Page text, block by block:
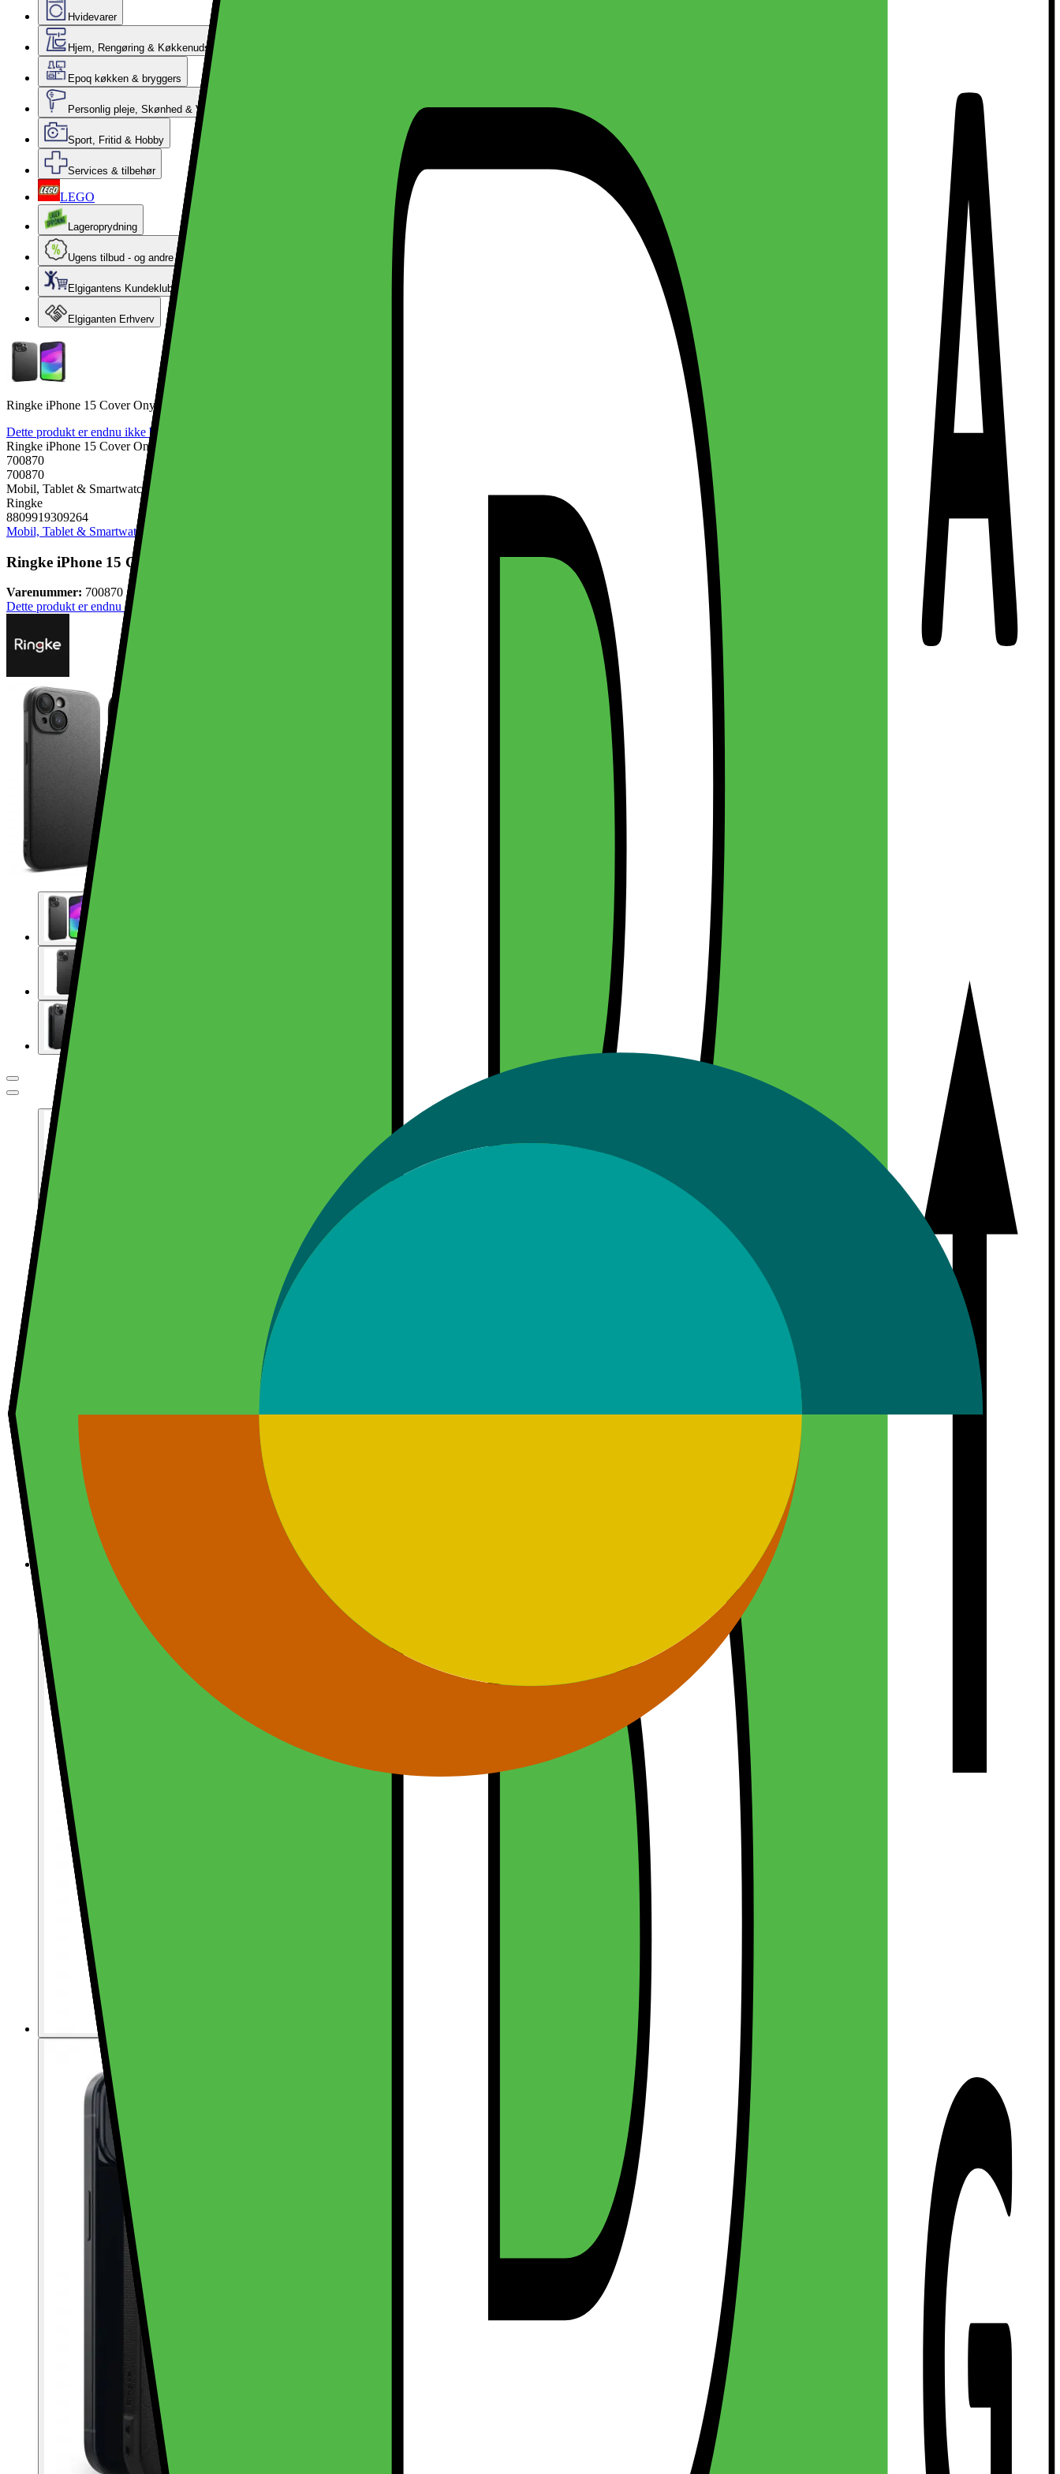
Hvidevarer
Hjem, Rengøring & Køkkenudstyr
Epoq køkken & bryggers
Personlig pleje, Skønhed & Velvære
Sport, Fritid & Hobby
Services & tilbehør
LEGO
Lageroprydning
Ugens tilbud - og andre gode priser
Elgigantens Kundeklub
Elgiganten Erhverv
Ringke iPhone 15 Cover Onyx Sort
Dette produkt er endnu ikke blevet bedømt.
Ringke iPhone 15 Cover Onyx Sort
700870
700870
Mobil, Tablet & Smartwatch, Mobiltilbehør, Mobilcovers
Ringke
8809919309264
Mobil, Tablet & Smartwatch
Ringke iPhone 15 Cover Onyx Sort
Varenummer: 700870
Dette produkt er endnu ikke blevet bedømt.